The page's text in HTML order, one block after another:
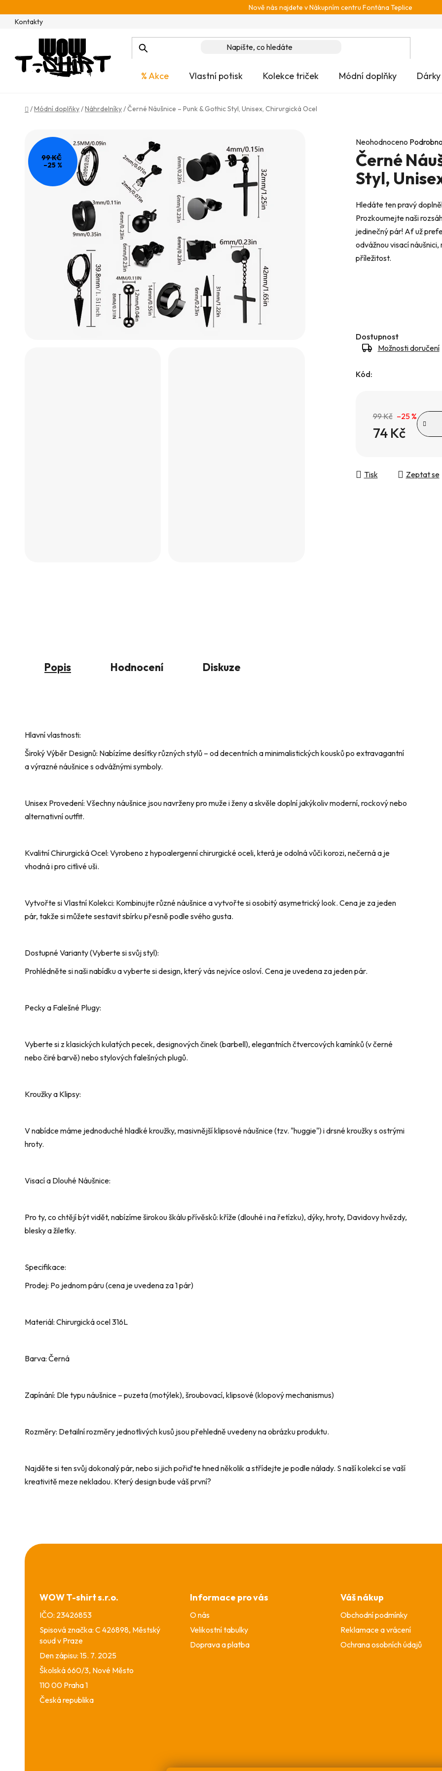
na
obsah
Nově nás najdete v Nákupním centru Fontána Teplice
Kontakty
% Akce Vlastní potisk Kolekce triček Módní doplňky Dárky
Domů
/Módní doplňky/Náhrdelníky/Černé Náušnice – Punk & Gothic Styl, Unisex, Chirurgická Ocel
Průměrné
hodnocení
produktu
je
z
5
hvězdiček.
Neohodnoceno
Černé
Styl,
Hledáte ten pravý
Prozkoumejte naši
jedinečný pár! Ať už
odvážnou visací
příležitost.
Dostupnost
Možnosti doručení
Kód:
99 Kč –25 %
74 Kč
Tisk Zeptat se
99 KČ
–25 %
Popis Hodnocení Diskuze
Hlavní vlastnosti:
Široký Výběr Designů: Nabízíme desítky různých stylů – od decentních a minimalistických kousků po extravagantní
a výrazné náušnice s odvážnými symboly.
Unisex Provedení: Všechny náušnice jsou navrženy pro muže i ženy a skvěle doplní jakýkoliv moderní, rockový nebo
alternativní outfit.
Kvalitní Chirurgická Ocel: Vyrobeno z hypoalergenní chirurgické oceli, která je odolná vůči korozi, nečerná a je
vhodná i pro citlivé uši.
Vytvořte si Vlastní Kolekci: Kombinujte různé náušnice a vytvořte si osobitý asymetrický look. Cena je za jeden
pár, takže si můžete sestavit sbírku přesně podle svého gusta.
Dostupné Varianty (Vyberte si svůj styl):
Prohlédněte si naši nabídku a vyberte si design, který vás nejvíce osloví. Cena je uvedena za jeden pár.
Pecky a Falešné Plugy:
Vyberte si z klasických kulatých pecek, designových činek (barbell), elegantních čtvercových kamínků (v černé
nebo čiré barvě) nebo stylových falešných plugů.
Kroužky a Klipsy:
V nabídce máme jednoduché hladké kroužky, masivnější klipsové náušnice (tzv. "huggie") i drsné kroužky s ostrými
hroty.
Visací a Dlouhé Náušnice:
Pro ty, co chtějí být vidět, nabízíme širokou škálu přívěsků: kříže (dlouhé i na řetízku), dýky, hroty, Davidovy hvězdy,
blesky a žiletky.
Specifikace:
Prodej: Po jednom páru (cena je uvedena za 1 pár)
Materiál: Chirurgická ocel 316L
Barva: Černá
Zapínání: Dle typu náušnice – puzeta (motýlek), šroubovací, klipsové (klopový mechanismus)
Rozměry: Detailní rozměry jednotlivých kusů jsou přehledně uvedeny na obrázku produktu.
Najděte si ten svůj dokonalý pár, nebo si jich pořiďte hned několik a střídejte je podle nálady. S naší kolekcí se vaší
kreativitě meze nekladou. Který design bude váš první?
Z
WOW T-shirt s.r.o.
IČO: 23426853
Spisová značka: C 426898, Městský
soud v Praze
Den zápisu: 15. 7. 2025
Školská 660/3, Nové Město
110 00 Praha 1
Česká republika
Informace pro vás
O nás
Velikostní tabulky
Doprava a platba
Váš nákup
Obchodní podmínky
Reklamace a vrácení
Ochrana osobních údajů